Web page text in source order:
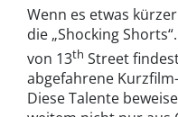
Wenn es etwas
die „Shocking
von 13th Street
abgefahrene
Diese Talente